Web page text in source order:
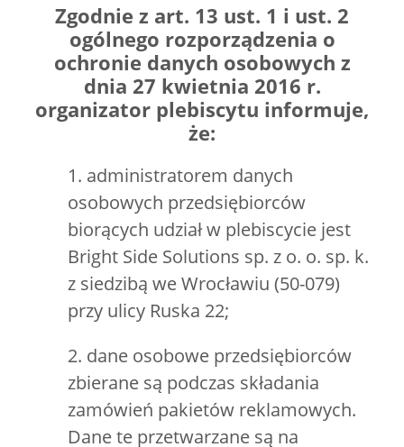
Zgodnie z art. 13 ust. 1 i ust. 2
ogólnego rozporządzenia o
ochronie danych osobowych z
dnia 27 kwietnia 2016 r.
organizator plebiscytu informuje,
że:
1. administratorem danych
osobowych przedsiębiorców
biorących udział w plebiscycie jest
Bright Side Solutions sp. z o. o. sp. k.
z siedzibą we Wrocławiu (50-079)
przy ulicy Ruska 22;
2. dane osobowe przedsiębiorców
zbierane są podczas składania
zamówień pakietów reklamowych.
Dane te przetwarzane są na